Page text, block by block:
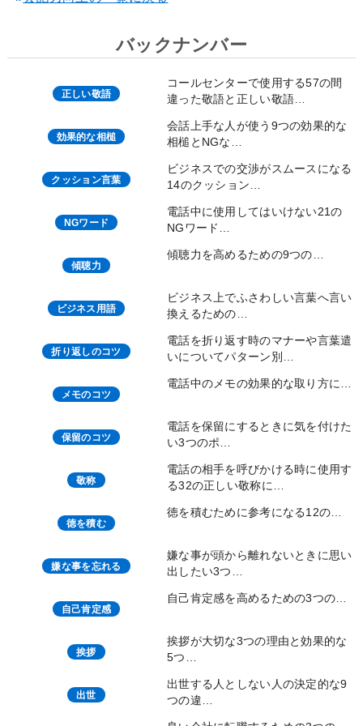
バックナンバー
正しい敬語
コールセンターで使用する57の間
違った敬語と正しい敬語…
効果的な相槌
会話上手な人が使う9つの効果的な
相槌とNGな…
クッション言葉
ビジネスでの交渉がスムースになる
14のクッション…
NGワード
電話中に使用してはいけない21の
NGワード…
傾聴力
傾聴力を高めるための9つの…
ビジネス用語
ビジネス上でふさわしい言葉へ言い
換えるための…
折り返しのコツ
電話を折り返す時のマナーや言葉遣
いについてパターン別…
メモのコツ
電話中のメモの効果的な取り方に…
保留のコツ
電話を保留にするときに気を付けた
い3つのポ…
敬称
電話の相手を呼びかける時に使用す
る32の正しい敬称に…
徳を積む
徳を積むために参考になる12の…
嫌な事を忘れる
嫌な事が頭から離れないときに思い
出したい3つ…
自己肯定感
自己肯定感を高めるための3つの…
挨拶
挨拶が大切な3つの理由と効果的な
5つ…
出世
出世する人としない人の決定的な9
つの違…